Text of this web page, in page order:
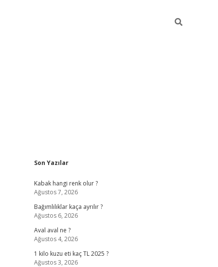
Sidebar
Son Yazılar
Kabak hangi renk olur ?
Ağustos 7, 2026
Bağımlılıklar kaça ayrılır ?
Ağustos 6, 2026
Aval aval ne ?
Ağustos 4, 2026
1 kilo kuzu eti kaç TL 2025 ?
Ağustos 3, 2026